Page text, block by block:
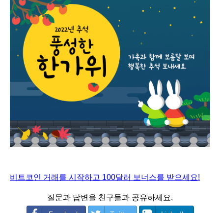
비트코인 거래를 시작하고 100달러 보너스를 받으세요!
질문과 답변을 친구들과 공유하세요.